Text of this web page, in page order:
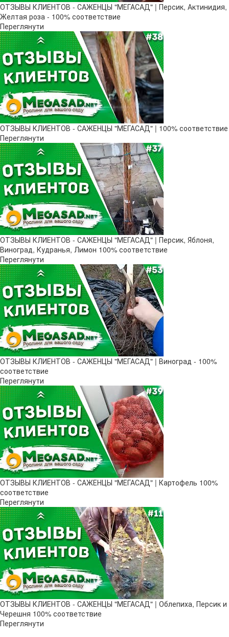
ОТЗЫВЫ КЛИЕНТОВ - САЖЕНЦЫ "МЕГАСАД" | Персик, Актинидия,
Желтая роза - 100% соответствие
Переглянути
ОТЗЫВЫ КЛИЕНТОВ - САЖЕНЦЫ "МЕГАСАД" | 100% соответствие
Переглянути
ОТЗЫВЫ КЛИЕНТОВ - САЖЕНЦЫ "МЕГАСАД" | Персик, Яблоня,
Виноград, Кудранья, Лимон 100% соответствие
Переглянути
ОТЗЫВЫ КЛИЕНТОВ - САЖЕНЦЫ "МЕГАСАД" | Виноград - 100%
соответствие
Переглянути
ОТЗЫВЫ КЛИЕНТОВ - САЖЕНЦЫ "МЕГАСАД" | Картофель 100%
соответствие
Переглянути
ОТЗЫВЫ КЛИЕНТОВ - САЖЕНЦЫ "МЕГАСАД" | Облепиха, Персик и
Черешня 100% соответствие
Переглянути